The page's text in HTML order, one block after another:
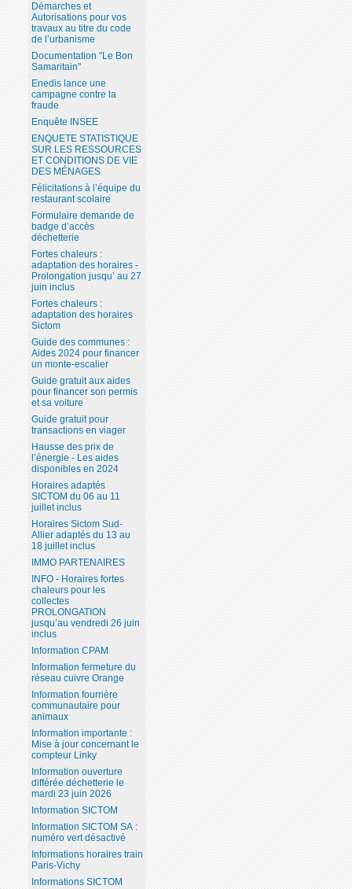
Démarches et
Autorisations pour vos
travaux au titre du code
de l’urbanisme
Documentation "Le Bon
Samaritain"
Enedis lance une
campagne contre la
fraude
Enquête INSEE
ENQUETE STATISTIQUE
SUR LES RESSOURCES
ET CONDITIONS DE VIE
DES MÉNAGES
Félicitations à l’équipe du
restaurant scolaire
Formulaire demande de
badge d’accès
déchetterie
Fortes chaleurs :
adaptation des horaires -
Prolongation jusqu’ au 27
juin inclus
Fortes chaleurs :
adaptation des horaires
Sictom
Guide des communes :
Aides 2024 pour financer
un monte-escalier
Guide gratuit aux aides
pour financer son permis
et sa voiture
Guide gratuit pour
transactions en viager
Hausse des prix de
l’énergie - Les aides
disponibles en 2024
Horaires adaptés
SICTOM du 06 au 11
juillet inclus
Horaires Sictom Sud-
Allier adaptés du 13 au
18 juillet inclus
IMMO PARTENAIRES
INFO - Horaires fortes
chaleurs pour les
collectes
PROLONGATION
jusqu’au vendredi 26 juin
inclus
Information CPAM
Information fermeture du
réseau cuivre Orange
Information fourrière
communautaire pour
animaux
Information importante :
Mise à jour concernant le
compteur Linky
Information ouverture
différée déchetterie le
mardi 23 juin 2026
Information SICTOM
Information SICTOM SA :
numéro vert désactivé
Informations horaires train
Paris-Vichy
Informations SICTOM